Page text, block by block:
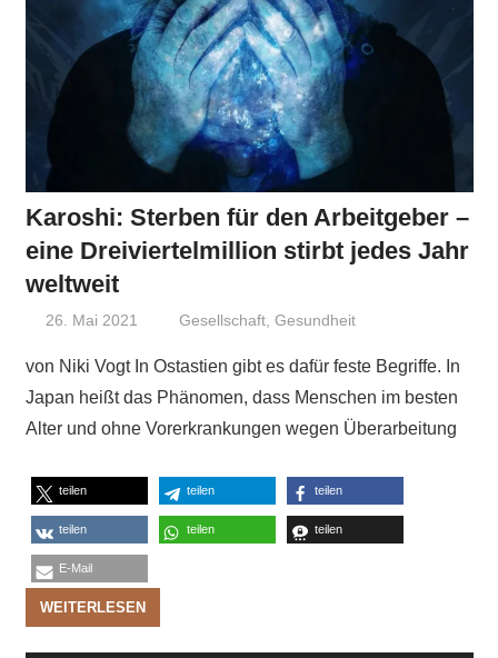
Karoshi: Sterben für den Arbeitgeber –
eine Dreiviertelmillion stirbt jedes Jahr
weltweit
26. Mai 2021 Niki Vogt
Gesellschaft,Gesundheit
von Niki Vogt In Ostastien gibt es dafür feste Begriffe. In
Japan heißt das Phänomen, dass Menschen im besten
Alter und ohne Vorerkrankungen wegen Überarbeitung
teilen teilen teilen
teilen teilen teilen
E-Mail
WEITERLESEN